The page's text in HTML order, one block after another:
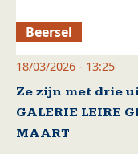
Beersel
18/03/2026 - 13:25
Ze zijn met drie
GALERIE LEIRE
MAART